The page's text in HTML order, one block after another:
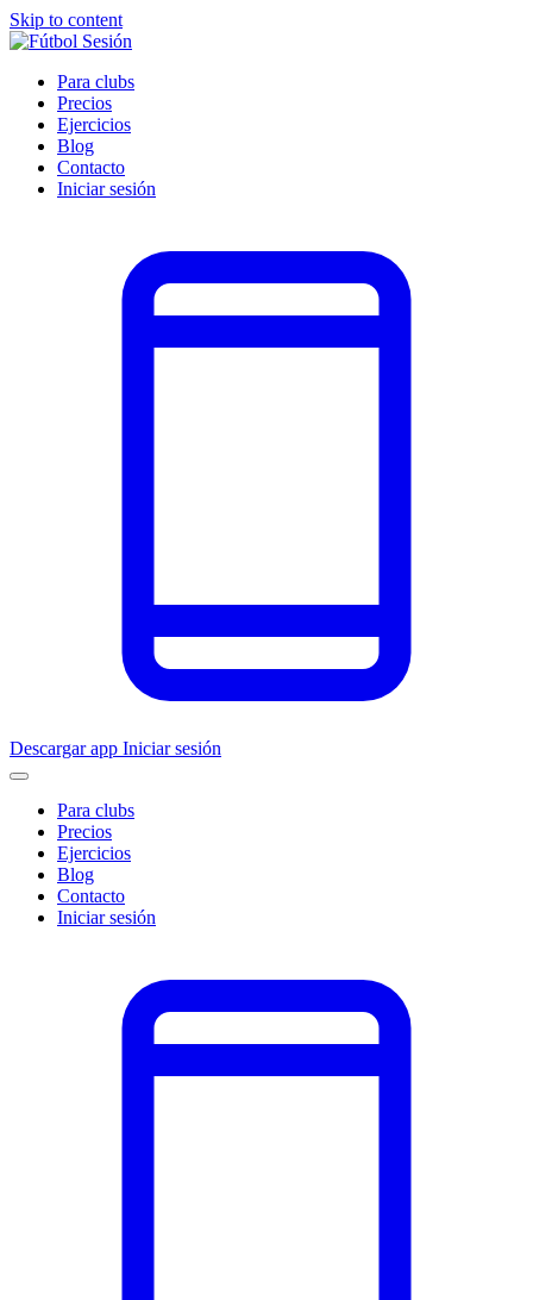
Skip to content
Para clubs
Precios
Ejercicios
Blog
Contacto
Iniciar sesión
Descargar app Iniciar sesión
Para clubs
Precios
Ejercicios
Blog
Contacto
Iniciar sesión